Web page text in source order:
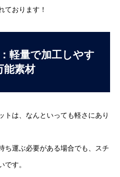
ております！
軽量で加工しやす
能素材
トは、なんといっても軽さにあり
ち運ぶ必要がある場合でも、スチ
です。